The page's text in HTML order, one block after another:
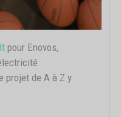
pour Enovos,
projet de A à Z y